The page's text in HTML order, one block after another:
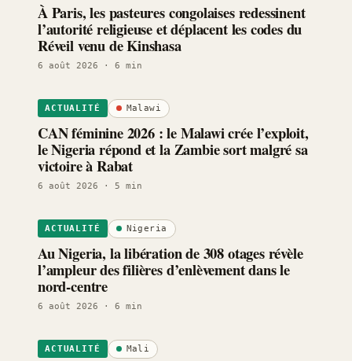
À Paris, les pasteures congolaises redessinent
l’autorité religieuse et déplacent les codes du
Réveil venu de Kinshasa
6 août 2026 · 6 min
ACTUALITÉ Malawi
CAN féminine 2026 : le Malawi crée l’exploit,
le Nigeria répond et la Zambie sort malgré sa
victoire à Rabat
6 août 2026 · 5 min
ACTUALITÉ Nigeria
Au Nigeria, la libération de 308 otages révèle
l’ampleur des filières d’enlèvement dans le
nord-centre
6 août 2026 · 6 min
ACTUALITÉ Mali